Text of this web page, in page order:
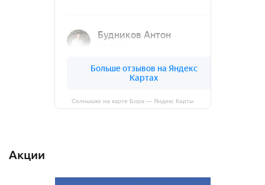
Солнышко на карте Бора — Яндекс Карты
Акции